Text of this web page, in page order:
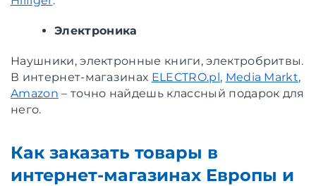
Электроника
Наушники, электронные книги, электробритвы.
В интернет-магазинах ELECTRO.pl, Media Markt,
Amazon – точно найдешь классный подарок для
него.
Как заказать товары в
интернет-магазинах Европы и